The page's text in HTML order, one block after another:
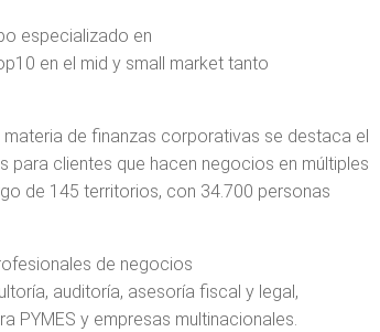
especializado en
en el mid y small market tanto
de finanzas corporativas se destaca el​​
clientes que hacen negocios en múltiples​​
de 145 territorios, con 34.700 personas​​
de negocios
auditoría, asesoría fiscal y legal,
PYMES y empresas multinacionales.